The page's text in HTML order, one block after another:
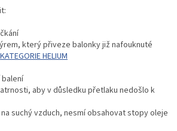
který přiveze balonky již nafouknuté
KATEGORIE HELIUM
aby v důsledku přetlaku nedošlo k
suchý vzduch, nesmí obsahovat stopy oleje